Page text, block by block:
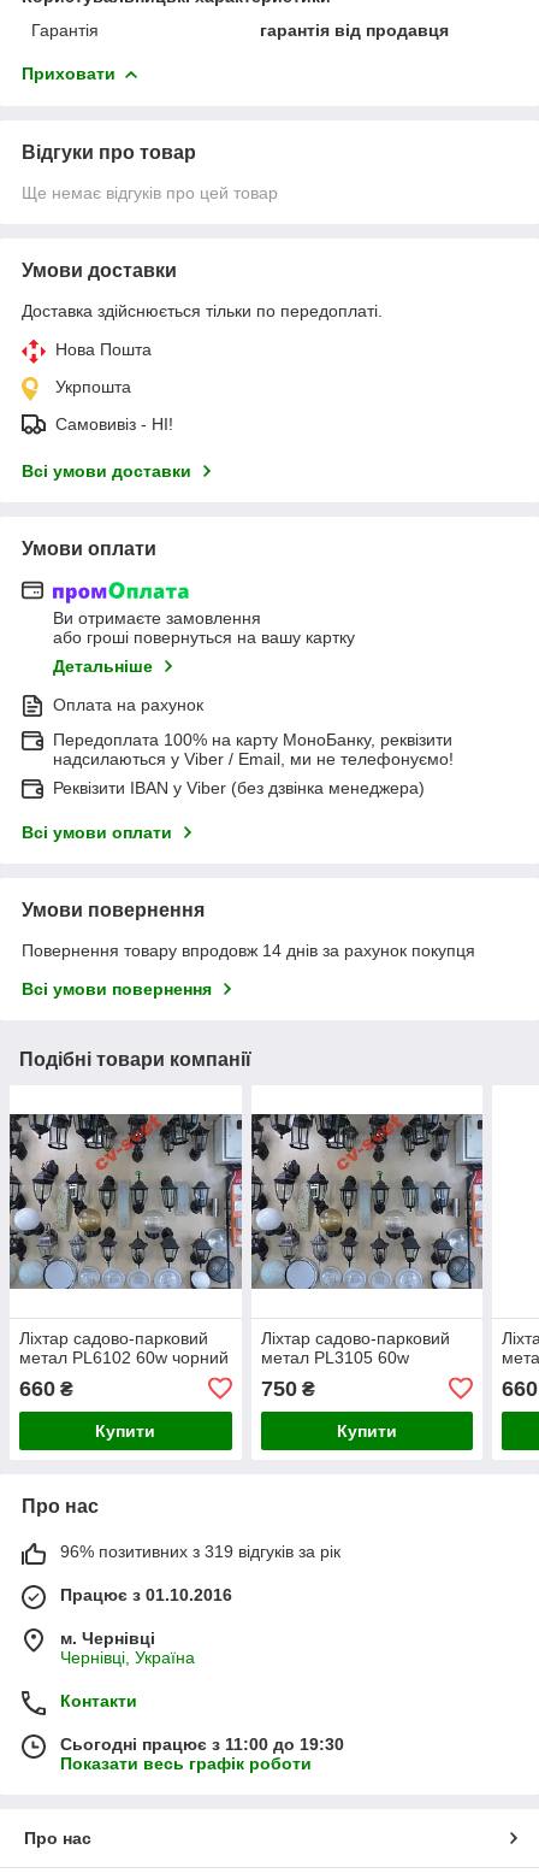
Гарантія
гарантія від продавця
Приховати
Відгуки про товар
Ще немає відгуків про цей товар
Умови доставки
Доставка здійснюється тільки по передоплаті.
Нова Пошта
Укрпошта
Самовивіз - НІ!
Всі умови доставки
Умови оплати
Ви отримаєте замовлення
або гроші повернуться на вашу картку
Детальніше
Оплата на рахунок
Передоплата 100% на карту МоноБанку, реквізити
надсилаються у Viber / Email, ми не телефонуємо!
Реквізити IBAN у Viber (без дзвінка менеджера)
Всі умови оплати
Умови повернення
Повернення товару впродовж 14 днів за рахунок покупця
Всі умови повернення
Подібні товари компанії
Ліхтар садово-парковий
метал PL6102 60w чорний
660 ₴
Купити
Ліхтар садово-парковий
метал PL3105 60w
750₴
Купити
660
Про нас
96% позитивних з 319 відгуків за рік
Працює з 01.10.2016
м. Чернівці
Чернівці, Україна
Контакти
Сьогодні працює з 11:00 до 19:30
Показати весь графік роботи
Про нас